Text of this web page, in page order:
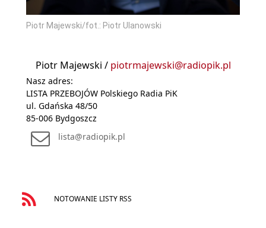
Piotr Majewski/fot.: Piotr Ulanowski
Piotr Majewski / piotrmajewski@radiopik.pl
Nasz adres:
LISTA PRZEBOJÓW Polskiego Radia PiK
ul. Gdańska 48/50
85-006 Bydgoszcz
lista@radiopik.pl
NOTOWANIE LISTY RSS